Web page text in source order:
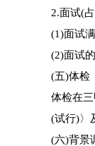
2.面试(
(1)面试
(2)面试
(五)体检
体检在
(试行)〉
(六)背景